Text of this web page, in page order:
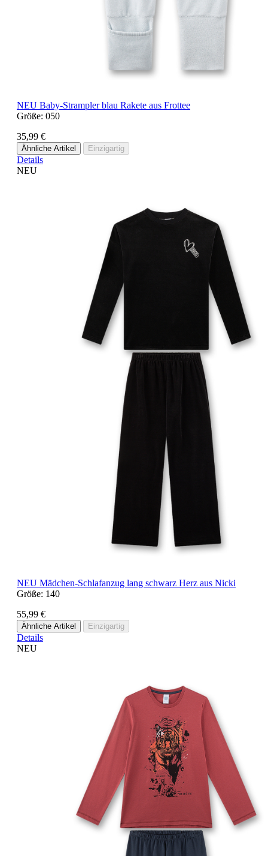
NEU Baby-Strampler blau Rakete aus Frottee
Größe: 050
35,99 €
Ähnliche Artikel Einzigartig
Details
NEU
NEU Mädchen-Schlafanzug lang schwarz Herz aus Nicki
Größe: 140
55,99 €
Ähnliche Artikel Einzigartig
Details
NEU